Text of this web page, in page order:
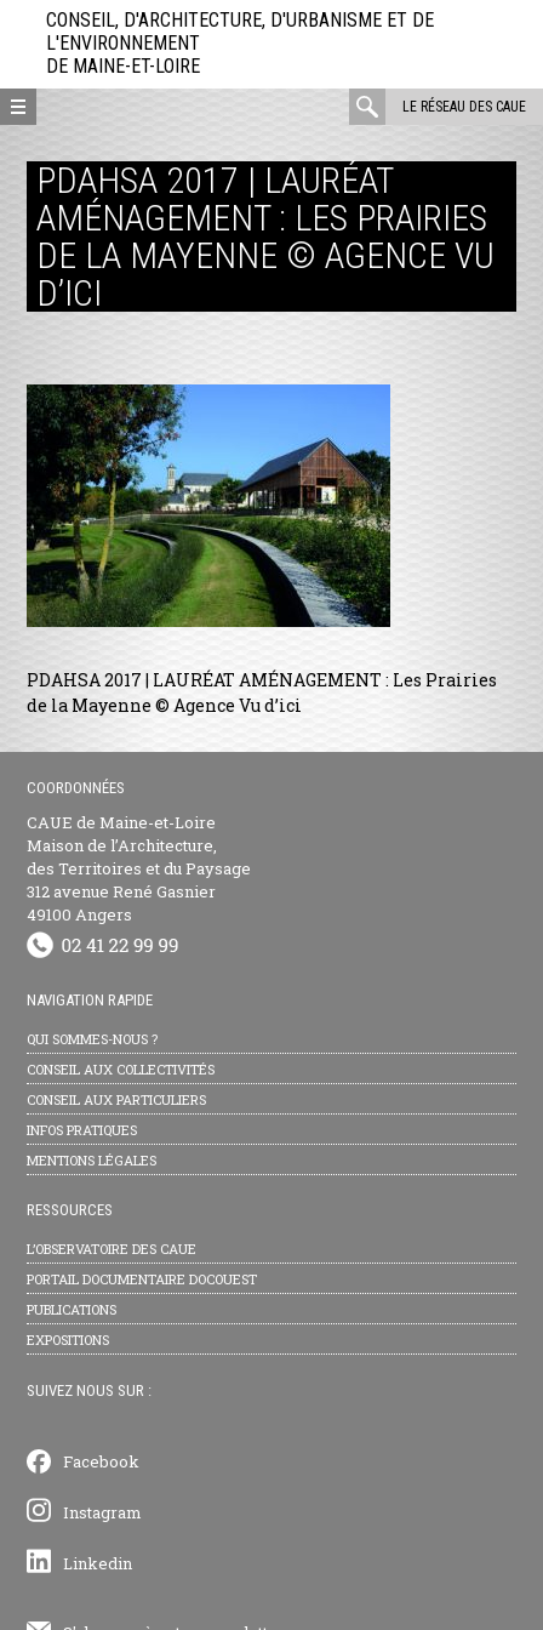
directement
contenu
CONSEIL, D'ARCHITECTURE, D'URBANISME ET DE
L'ENVIRONNEMENT
DE MAINE-ET-LOIRE
LE RÉSEAU DES CAUE
rechercher
PDAHSA 2017 | LAURÉAT
AMÉNAGEMENT : LES PRAIRIES
DE LA MAYENNE © AGENCE VU
D’ICI
PDAHSA 2017 | LAURÉAT AMÉNAGEMENT : Les Prairies
de la Mayenne © Agence Vu d’ici
COORDONNÉES
CAUE de Maine-et-Loire
Maison de l’Architecture,
des Territoires et du Paysage
312 avenue René Gasnier
49100 Angers
NAVIGATION RAPIDE
QUI SOMMES-NOUS ?
CONSEIL AUX COLLECTIVITÉS
CONSEIL AUX PARTICULIERS
INFOS PRATIQUES
MENTIONS LÉGALES
RESSOURCES
L’OBSERVATOIRE DES CAUE
PORTAIL DOCUMENTAIRE DOCOUEST
PUBLICATIONS
EXPOSITIONS
SUIVEZ NOUS SUR :
Facebook
Instagram
Linkedin